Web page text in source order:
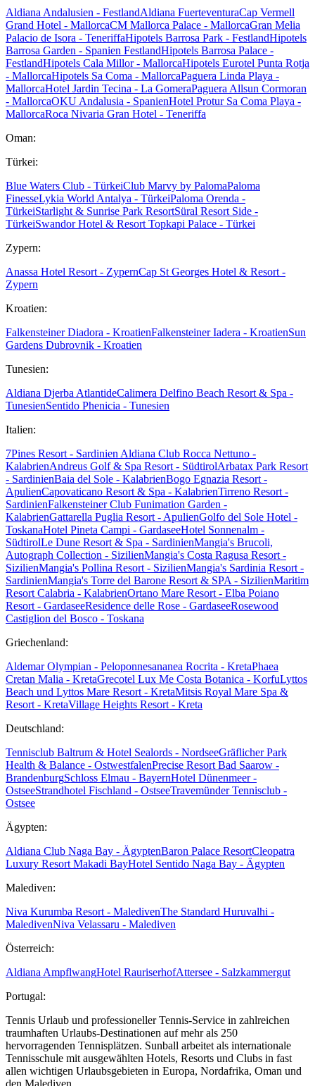
Aldiana Andalusien - FestlandAldiana FuerteventuraCap Vermell
Grand Hotel - MallorcaCM Mallorca Palace - MallorcaGran Melia
Palacio de Isora - TeneriffaHipotels Barrosa Park - FestlandHipotels
Barrosa Garden - Spanien FestlandHipotels Barrosa Palace -
FestlandHipotels Cala Millor - MallorcaHipotels Eurotel Punta Rotja
- MallorcaHipotels Sa Coma - MallorcaPaguera Linda Playa -
MallorcaHotel Jardin Tecina - La GomeraPaguera Allsun Cormoran
- MallorcaOKU Andalusia - SpanienHotel Protur Sa Coma Playa -
MallorcaRoca Nivaria Gran Hotel - Teneriffa
Oman:
Türkei:
Blue Waters Club - TürkeiClub Marvy by PalomaPaloma
FinesseLykia World Antalya - TürkeiPaloma Orenda -
TürkeiStarlight & Sunrise Park ResortSüral Resort Side -
TürkeiSwandor Hotel & Resort Topkapi Palace - Türkei
Zypern:
Anassa Hotel Resort - ZypernCap St Georges Hotel & Resort -
Zypern
Kroatien:
Falkensteiner Diadora - KroatienFalkensteiner Iadera - KroatienSun
Gardens Dubrovnik - Kroatien
Tunesien:
Aldiana Djerba AtlantideCalimera Delfino Beach Resort & Spa -
TunesienSentido Phenicia - Tunesien
Italien:
7Pines Resort - Sardinien Aldiana Club Rocca Nettuno -
KalabrienAndreus Golf & Spa Resort - SüdtirolArbatax Park Resort
- SardinienBaia del Sole - KalabrienBogo Egnazia Resort -
ApulienCapovaticano Resort & Spa - KalabrienTirreno Resort -
SardinienFalkensteiner Club Funimation Garden -
KalabrienGattarella Puglia Resort - ApulienGolfo del Sole Hotel -
ToskanaHotel Pineta Campi - GardaseeHotel Sonnenalm -
SüdtirolLe Dune Resort & Spa - SardinienMangia's Brucoli,
Autograph Collection - SizilienMangia's Costa Ragusa Resort -
SizilienMangia's Pollina Resort - SizilienMangia's Sardinia Resort -
SardinienMangia's Torre del Barone Resort & SPA - SizilienMaritim
Resort Calabria - KalabrienOrtano Mare Resort - Elba Poiano
Resort - GardaseeResidence delle Rose - GardaseeRosewood
Castiglion del Bosco - Toskana
Griechenland:
Aldemar Olympian - Peloponnesananea Rocrita - KretaPhaea
Cretan Malia - KretaGrecotel Lux Me Costa Botanica - KorfuLyttos
Beach und Lyttos Mare Resort - KretaMitsis Royal Mare Spa &
Resort - KretaVillage Heights Resort - Kreta
Deutschland:
Tennisclub Baltrum & Hotel Sealords - NordseeGräflicher Park
Health & Balance - OstwestfalenPrecise Resort Bad Saarow -
BrandenburgSchloss Elmau - BayernHotel Dünenmeer -
OstseeStrandhotel Fischland - OstseeTravemünder Tennisclub -
Ostsee
Ägypten:
Aldiana Club Naga Bay - ÄgyptenBaron Palace ResortCleopatra
Luxury Resort Makadi BayHotel Sentido Naga Bay - Ägypten
Malediven:
Niva Kurumba Resort - MaledivenThe Standard Huruvalhi -
MaledivenNiva Velassaru - Malediven
Österreich:
Aldiana AmpflwangHotel RauriserhofAttersee - Salzkammergut
Portugal:
Tennis Urlaub und professioneller Tennis-Service in zahlreichen
traumhaften Urlaubs-Destinationen auf mehr als 250
hervorragenden Tennisplätzen. Sunball arbeitet als internationale
Tennisschule mit ausgewählten Hotels, Resorts und Clubs in fast
allen wichtigen Urlaubsgebieten in Europa, Nordafrika, Oman und